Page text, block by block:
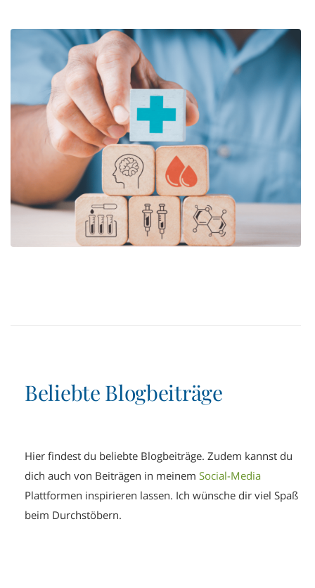
Beliebte Blogbeiträge
Hier findest du beliebte Blogbeiträge. Zudem kannst du
dich auch von Beiträgen in meinem Social-Media
Plattformen inspirieren lassen. Ich wünsche dir viel Spaß
beim Durchstöbern.